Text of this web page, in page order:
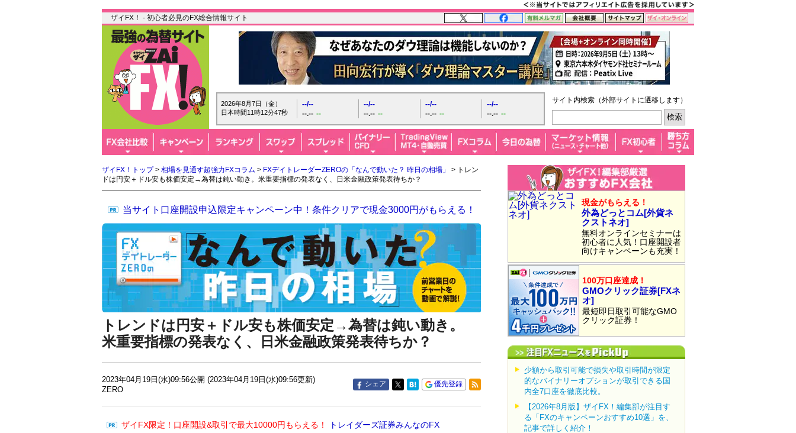
ザイFX！ - 初心者必見のFX総合情報サイト
2026年8月7日（金）
日本時間11時12分48秒
--/--
--.-- --
--/--
--.-- --
--/--
--.-- --
--/--
--.-- --
サイト内検索（外部サイトに遷移します）
ザイFX！トップ> 相場を見通す超強力FXコラム > FXデイトレーダーZEROの「なんで動いた？ 昨日の相場」
> トレン
ドは円安＋ドル安も株価安定→為替は鈍い動き。米重要指標の発表なく、日米金融政策発表待ちか？
当サイト口座開設申込限定キャンペーン中！条件クリアで現金3000円がもらえる！
トレンドは円安＋ドル安も株価安定→為替は鈍い動き。
米重要指標の発表なく、日米金融政策発表待ちか？
2023年04月19日(水)09:56公開 (2023年04月19日(水)09:56更新)
ZERO
シェア 優先登録
ザイFX限定！口座開設&取引で最大10000円もらえる！ トレイダーズ証券みんなのFX
現金がもらえる！
外為どっとコム[外貨ネ
クストネオ]
無料オンラインセミナーは
初心者に人気！口座開設者
向けキャンペーンも充実！
100万口座達成！
GMOクリック証券[FXネ
オ]
最短即日取引可能なGMO
クリック証券！
少額から取引可能で損失や取引時間が限定
的なバイナリーオプションが取引できる国
内全7口座を徹底比較。
【2026年8月版】ザイFX！編集部が注目す
る「FXのキャンペーンおすすめ10選」を、
記事で詳しく紹介！